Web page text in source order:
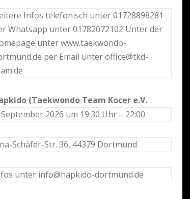
Infos telefonisch unter 01728898281
Whatsapp unter 01782072102 Unter der
unter www.taekwondo-
per Email unter office@tkd-
(Taekwondo Team Kocer e.V.
September 2026 um 19:30 Uhr – 22:00
Schäfer-Str. 36, 44379 Dortmund
unter info@hapkido-dortmund.de